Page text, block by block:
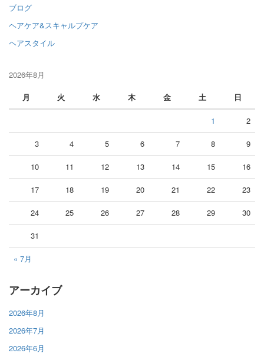
ブログ
ヘアケア&スキャルプケア
ヘアスタイル
2026年8月
月
火 水 木 金 土 日
« 7月
1 2
3 4 5 6 7 8 9
10 11 12 13 14 15 16
17 18 19 20 21 22 23
24 25 26 27 28 29 30
31
アーカイブ
2026年8月
2026年7月
2026年6月